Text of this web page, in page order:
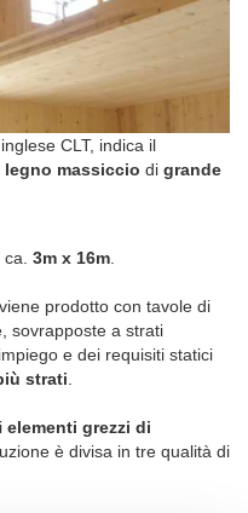
CLT, indica il
legno massiccio di grande
ca. 3m x 16m.
prodotto con tavole di
sovrapposte a strati
e dei requisiti statici
strati.
elementi grezzi di
è divisa in tre qualità di